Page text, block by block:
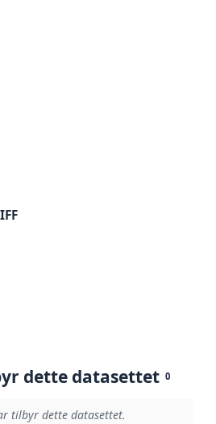
dette datasettet 0
tilbyr dette datasettet.